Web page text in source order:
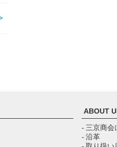
ABOUT
- 三京商会
- 沿革